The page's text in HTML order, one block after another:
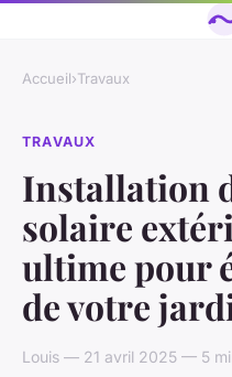
Accueil›Travaux
TRAVAUX
Installation
solaire
ultime pour
de votre
Louis — 21 avril 2025 — 5